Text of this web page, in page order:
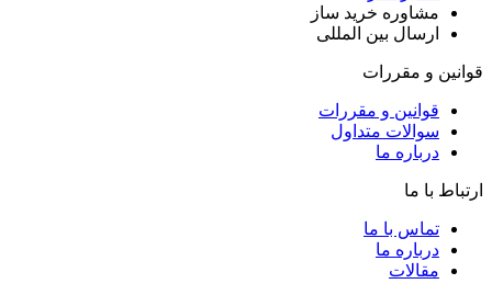
مشاوره خرید ساز
ارسال بین المللی
قوانین و مقررات
قوانین و مقررات
سوالات متداول
درباره ما
ارتباط با ما
تماس با ما
درباره ما
مقالات